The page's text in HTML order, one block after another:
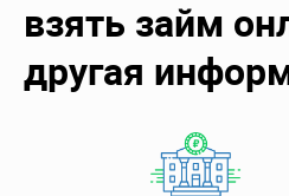
взять займ
другая